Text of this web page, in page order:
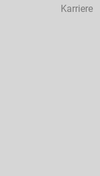
Karriere